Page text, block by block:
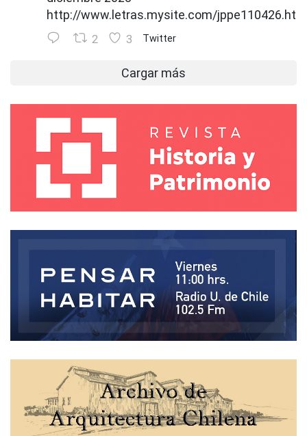
http://www.letras.mysite.com/
2 3 Twitter
Cargar más